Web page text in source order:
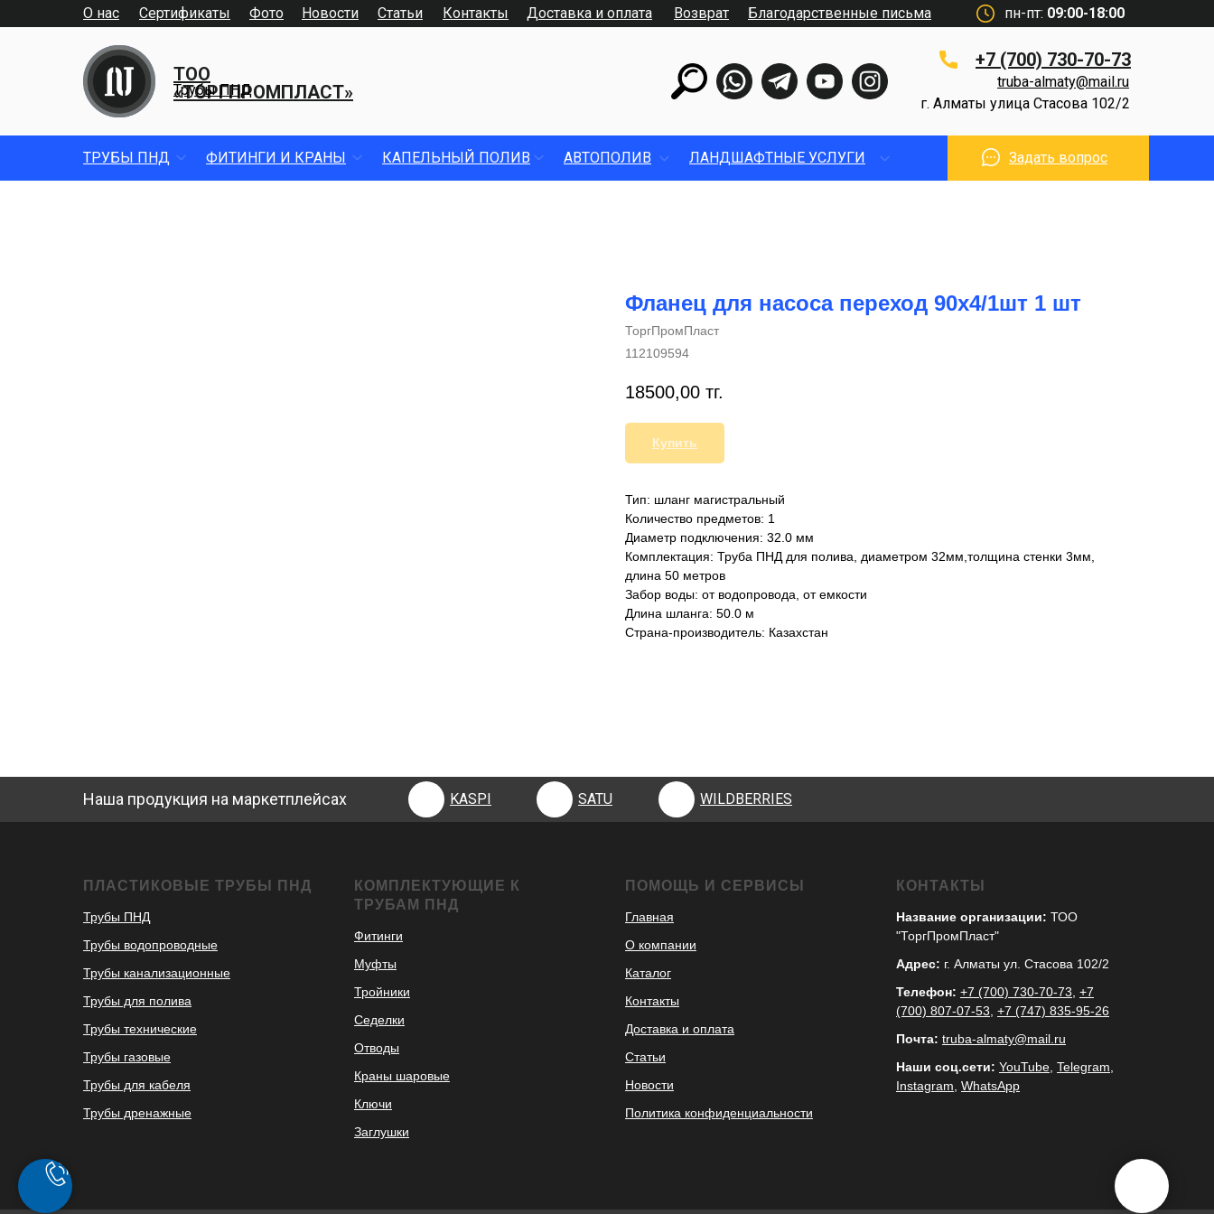
О нас Доставка и оплата
Контакты
Фото
Сертификаты Новости Статьи пн-пт: 09:00-18:00
ТОО
«ТОРГПРОМПЛАСТ»
Трубы ПНД
+7 (700) 730-70-73
г. Алматы улица Стасова 102/2
truba-almaty@mail.ru
Возврат Благодарственные письма
ТРУБЫ ПНД ФИТИНГИ И КРАНЫ КАПЕЛЬНЫЙ ПОЛИВ АВТОПОЛИВ ЛАНДШАФТНЫЕ УСЛУГИ Задать вопрос
Фланец для насоса переход 90х4/1шт 1 шт
ТоргПромПласт
112109594
18500,00 тг.
Купить
Тип: шланг магистральный
Количество предметов: 1
Диаметр подключения: 32.0 мм
Комплектация: Труба ПНД для полива, диаметром 32мм,толщина стенки 3мм,
длина 50 метров
Забор воды: от водопровода, от емкости
Длина шланга: 50.0 м
Страна-производитель: Казахстан
Наша продукция на маркетплейсах KASPI SATU WILDBERRIES
ПЛАСТИКОВЫЕ ТРУБЫ ПНД
Трубы ПНД
Трубы водопроводные
Трубы канализационные
Трубы для полива
Трубы технические
Трубы газовые
Трубы для кабеля
Трубы дренажные
КОМПЛЕКТУЮЩИЕ К
ТРУБАМ ПНД
Фитинги
Муфты
Тройники
Седелки
Отводы
Краны шаровые
Ключи
Заглушки
ПОМОЩЬ И СЕРВИСЫ
Главная
О компании
Каталог
Контакты
Доставка и оплата
Статьи
Новости
Политика конфиденциальности
КОНТАКТЫ
Название организации: ТОО
"ТоргПромПласт"
Адрес: г. Алматы ул. Стасова 102/2
Телефон: +7 (700) 730-70-73 +7
(700) 807-07-53 +7 (747) 835-95-26
Почта: truba-almaty@mail.ru
Наши соц.сети: YouTube Telegram
Instagram WhatsApp